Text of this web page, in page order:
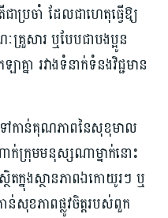
ជាប្រចាំ ដែល​ជាហេតុ​ធ្វើ​ឱ្យ​
ៈ​គ្រួសារ​ ឬបែប​ជាបងប្អូន
ា រវាង​ទំនាក់ទំនង​វិជ្ជមាន​
ទៅកាន់​គុណភាព​នៃ​សុខុមាល
ាក់​ក្រុម​មនុស្ស​ណាម្នាក់​នោះ
ត​ក្នុង​ស្ថានភាព​ឯកោ​យូរៗ ឬ
ន់សុខភាព​ផ្លូវចិត្ត​របស់​ពួក